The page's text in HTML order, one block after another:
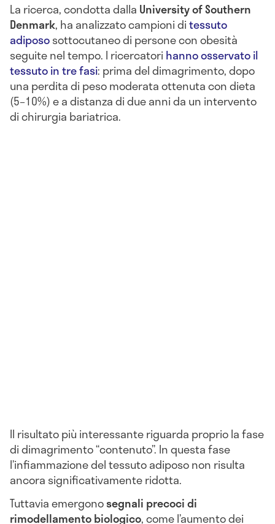
La ricerca, condotta dalla University of Southern
Denmark, ha analizzato campioni ditessuto
adipososottocutaneo di persone con obesità
seguite nel tempo. I ricercatori hanno osservato il
tessuto in tre fasi: prima del dimagrimento, dopo
una perdita di peso moderata ottenuta con dieta
(5–10%) e a distanza di due anni da un intervento
di chirurgia bariatrica.
Il risultato più interessante riguarda proprio la fase
di dimagrimento “contenuto”. In questa fase
l’infiammazione del tessuto adiposo non risulta
ancora significativamente ridotta.
Tuttavia emergonosegnali precoci di
rimodellamento biologico, come l’aumento dei